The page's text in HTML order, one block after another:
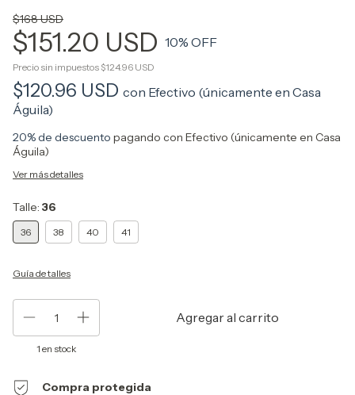
$168 USD
$151.20 USD 10% OFF
Precio sin impuestos $124.96 USD
$120.96 USD con Efectivo (únicamente en Casa
Águila)
20% de descuento pagando con Efectivo (únicamente en Casa
Águila)
Ver más detalles
Talle: 36
36 38 40 41
Guía de talles
1 en stock
Compra protegida